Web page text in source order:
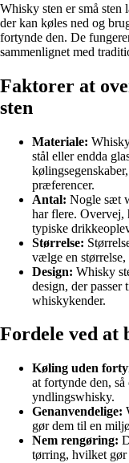
Whisky sten er små sten
der kan køles ned og
fortynde den. De
sammenlignet med
Faktorer at
sten
Materiale:
stål eller endda
præferencer.
Antal: Nogle sæt
har flere. Overvej,
typiske
Størrelse:
vælge en
Design: Whisky
design, der
whiskykender.
Fordele ved at
Køling uden
at fortynde den,
yndlingswhisky.
Genanvendelige:
gør dem til en
Nem rengøring:
tørring, hvilket gør